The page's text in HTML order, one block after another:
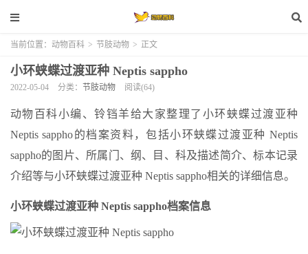
当前位置： 动物百科 > 节肢动物 > 正文
小环蛱蝶过渡亚种 Neptis sappho
2022-05-04 分类： 节肢动物 阅读(64)
动物百科小编、铃铛羊给大家整理了小环蛱蝶过渡亚种
Neptis sappho的档案资料，包括小环蛱蝶过渡亚种 Neptis
sappho的图片、所属门、纲、目、科及描述简介、标本记录
介绍等与小环蛱蝶过渡亚种 Neptis sappho相关的详细信息。
小环蛱蝶过渡亚种 Neptis sappho档案信息